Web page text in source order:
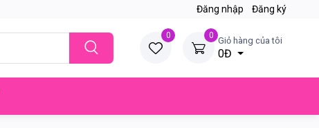
Đăng nhập Đăng ký
0 0 Giỏ hàng của tôi
0Đ